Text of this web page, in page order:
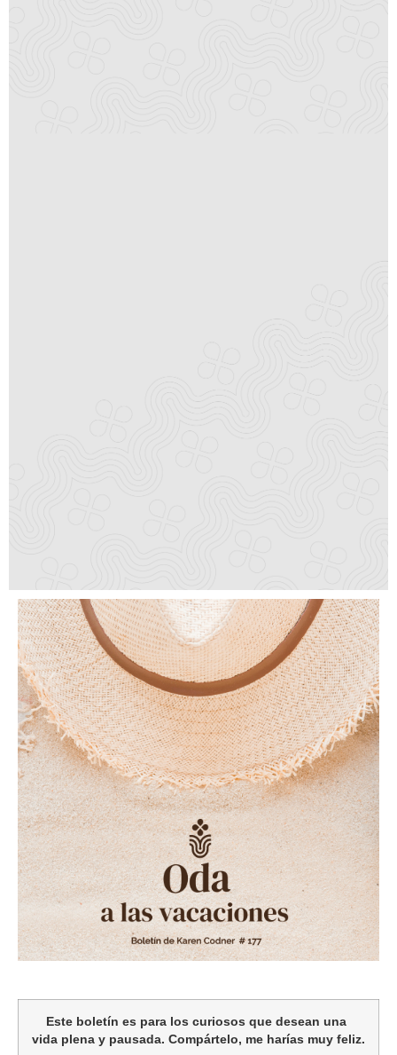
Este boletín es para los curiosos que desean una
vida plena y pausada. Compártelo, me harías muy feliz.